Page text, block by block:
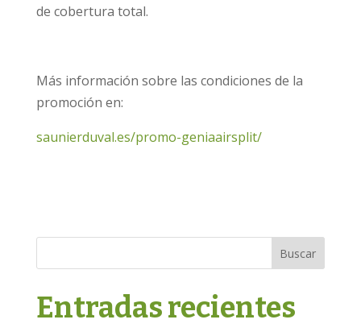
de cobertura total.
Más información sobre las condiciones de la
promoción en:
saunierduval.es/promo-geniaairsplit/
Buscar
Entradas recientes